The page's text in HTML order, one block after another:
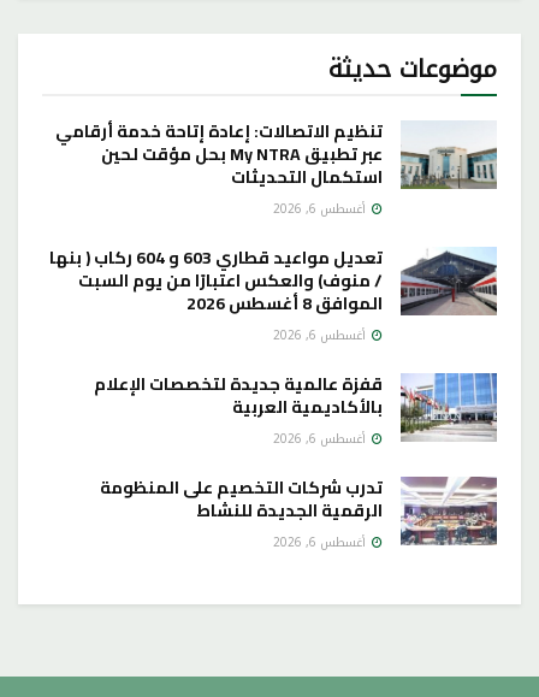
موضوعات حديثة
تنظيم الاتصالات: إعادة إتاحة خدمة أرقامي
عبر تطبيق My NTRA بحل مؤقت لحين
استكمال التحديثات
أغسطس 6, 2026
تعديل مواعيد قطاري 603 و 604 ركاب ( بنها
/ منوف) والعكس اعتبارًا من يوم السبت
الموافق 8 أغسطس 2026
أغسطس 6, 2026
قفزة عالمية جديدة لتخصصات الإعلام
بالأكاديمية العربية
أغسطس 6, 2026
تدرب شركات التخصيم على المنظومة
الرقمية الجديدة للنشاط
أغسطس 6, 2026